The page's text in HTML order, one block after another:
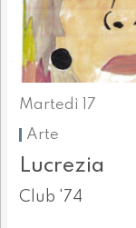
Martedì 17
Arte
Lucrezia
Club '74